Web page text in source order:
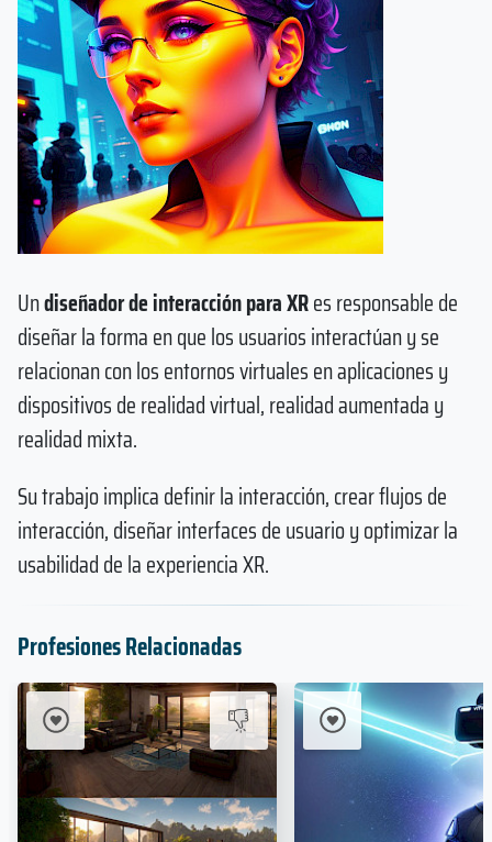
Undiseñador de interacción para XRes responsable de
diseñar la forma en que los usuarios interactúan y se
relacionan con los entornos virtuales en aplicaciones y
dispositivos de realidad virtual, realidad aumentada y
realidad mixta.
Su trabajo implica definir la interacción, crear flujos de
interacción, diseñar interfaces de usuario y optimizar la
usabilidad de la experiencia XR.
Profesiones Relacionadas